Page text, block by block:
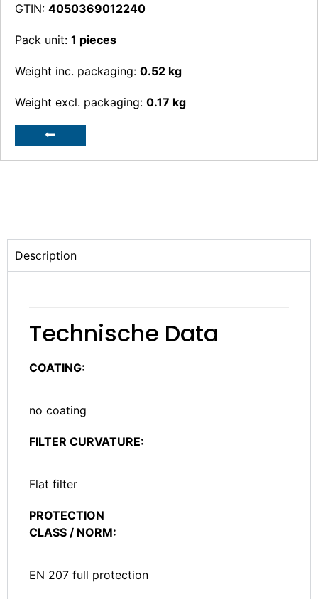
GTIN: 4050369012240
Pack unit: 1 pieces
Weight inc. packaging: 0.52 kg
Weight excl. packaging: 0.17 kg
Description
Technische Data
COATING:
no coating
FILTER CURVATURE:
Flat filter
PROTECTION
CLASS / NORM:
EN 207 full protection